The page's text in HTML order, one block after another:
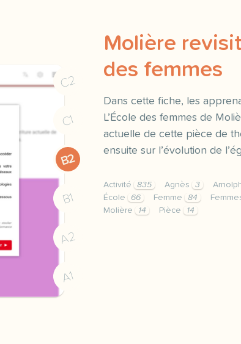
C2
C1
B2
B1
A2
A1
Molière
des femmes
Dans cette fiche, les
L’École des femmes de
actuelle de cette pièce de
ensuite sur l’évolution de
Activité 835 Agnès 3
École
66 Femme 84
Molière
14 Pièce 14